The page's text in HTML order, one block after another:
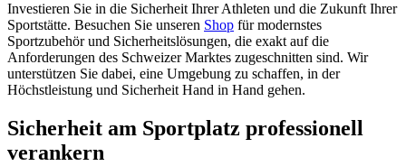
Investieren Sie in die Sicherheit Ihrer Athleten und die Zukunft Ihrer
Sportstätte. Besuchen Sie unseren Shop für modernstes
Sportzubehör und Sicherheitslösungen, die exakt auf die
Anforderungen des Schweizer Marktes zugeschnitten sind. Wir
unterstützen Sie dabei, eine Umgebung zu schaffen, in der
Höchstleistung und Sicherheit Hand in Hand gehen.
Sicherheit am Sportplatz professionell
verankern